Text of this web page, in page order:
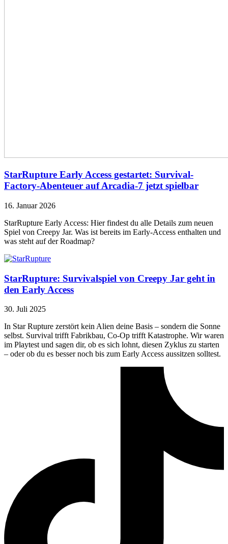
StarRupture Early Access gestartet: Survival-
Factory-Abenteuer auf Arcadia-7 jetzt spielbar
16. Januar 2026
StarRupture Early Access: Hier findest du alle Details zum neuen
Spiel von Creepy Jar. Was ist bereits im Early-Access enthalten und
was steht auf der Roadmap?
StarRupture: Survivalspiel von Creepy Jar geht in
den Early Access
30. Juli 2025
In Star Rupture zerstört kein Alien deine Basis – sondern die Sonne
selbst. Survival trifft Fabrikbau, Co‑Op trifft Katastrophe. Wir waren
im Playtest und sagen dir, ob es sich lohnt, diesen Zyklus zu starten
– oder ob du es besser noch bis zum Early Access aussitzen solltest.